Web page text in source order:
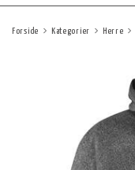
Forside Kategorier Herre